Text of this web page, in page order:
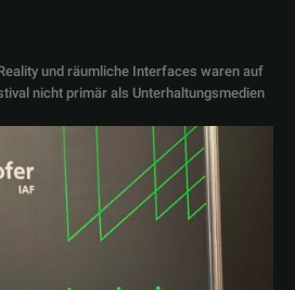
und räumliche Interfaces waren auf
nicht primär als Unterhaltungsmedien